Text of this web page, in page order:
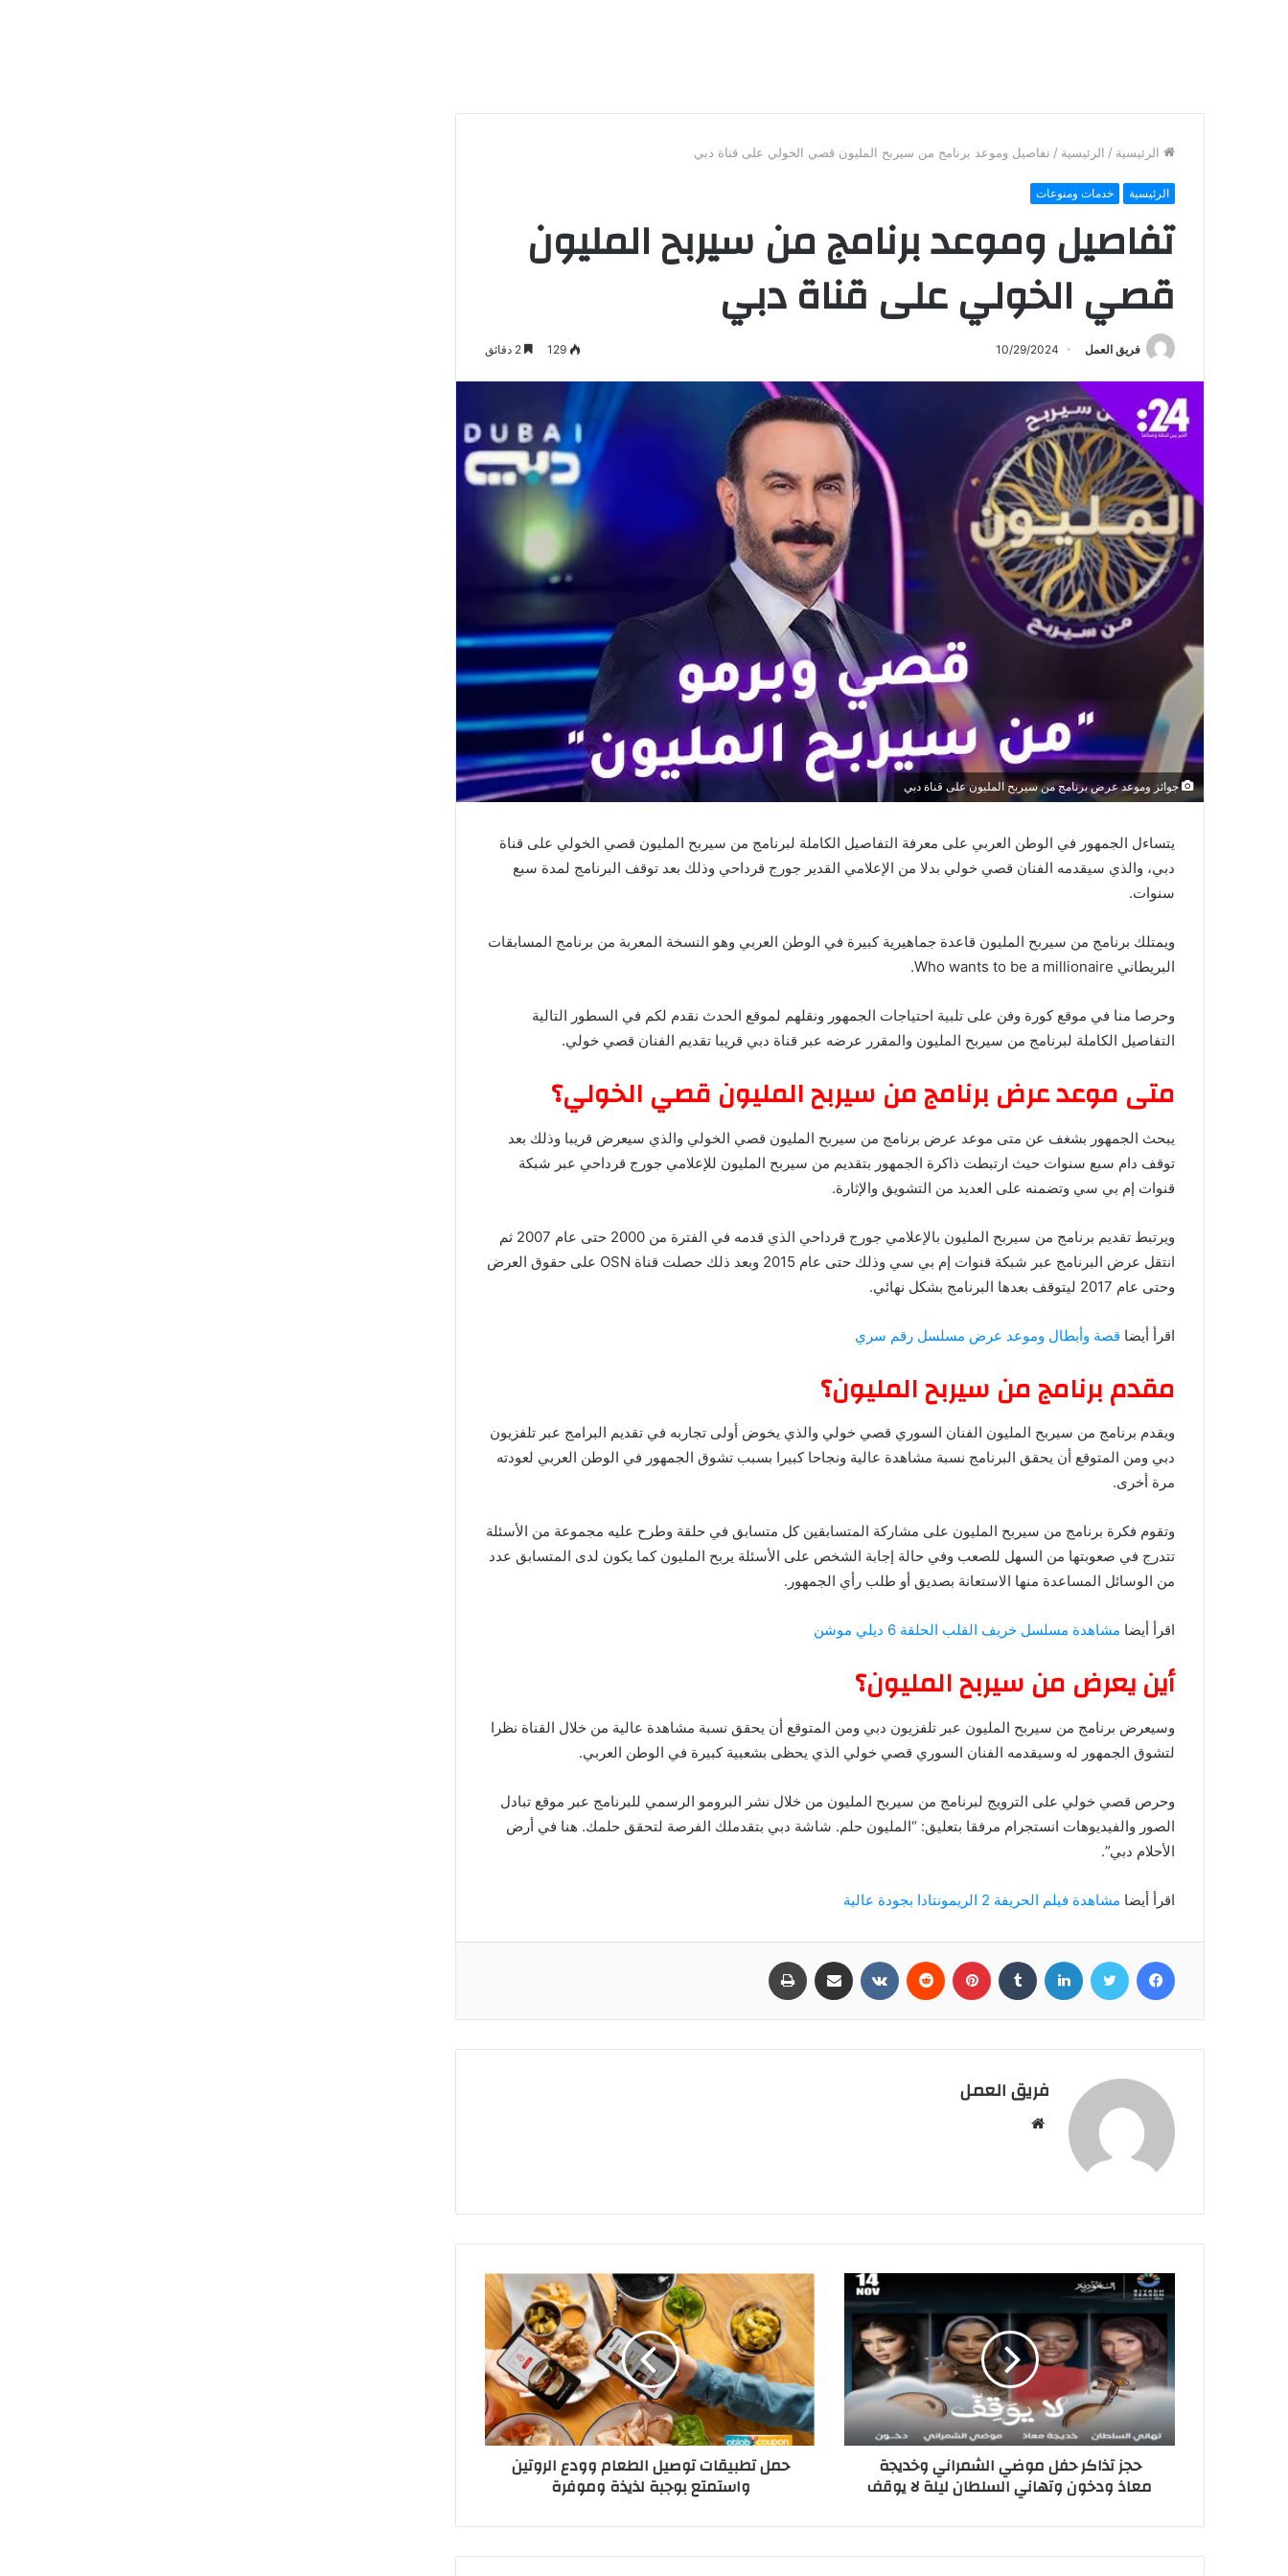
الرئيسية / الرئيسية / تفاصيل وموعد برنامج من سيربح المليون قصي الخولي على قناة دبي
الرئيسية خدمات ومنوعات
تفاصيل وموعد برنامج من سيربح المليون
قصي الخولي على قناة دبي
فريق العمل 10/29/2024
129
جوائز وموعد عرض برنامج من سيربح المليون على قناة دبي
يتساءل الجمهور في الوطن العربي على معرفة التفاصيل الكاملة لبرنامج من سيربح المليون قصي الخولي على قناة
دبي، والذي سيقدمه الفنان قصي خولي بدلا من الإعلامي القدير جورج قرداحي وذلك بعد توقف البرنامج لمدة سبع
سنوات.
ويمتلك برنامج من سيربح المليون قاعدة جماهيرية كبيرة في الوطن العربي وهو النسخة المعربة من برنامج المسابقات
البريطاني Who wants to be a millionaire.
وحرصا منا في موقع كورة وفن على تلبية احتياجات الجمهور ونقلهم لموقع الحدث نقدم لكم في السطور التالية
التفاصيل الكاملة لبرنامج من سيربح المليون والمقرر عرضه عبر قناة دبي قريبا تقديم الفنان قصي خولي.
متى موعد عرض برنامج من سيربح المليون قصي الخولي؟
يبحث الجمهور بشغف عن متى موعد عرض برنامج من سيربح المليون قصي الخولي والذي سيعرض قريبا وذلك بعد
توقف دام سبع سنوات حيث ارتبطت ذاكرة الجمهور بتقديم من سيربح المليون للإعلامي جورج قرداحي عبر شبكة
قنوات إم بي سي وتضمنه على العديد من التشويق والإثارة.
ويرتبط تقديم برنامج من سيربح المليون بالإعلامي جورج قرداحي الذي قدمه في الفترة من 2000 حتى عام 2007 ثم
انتقل عرض البرنامج عبر شبكة قنوات إم بي سي وذلك حتى عام 2015 وبعد ذلك حصلت قناة OSN على حقوق العرض
وحتى عام 2017 ليتوقف بعدها البرنامج بشكل نهائي.
اقرأ أيضا قصة وأبطال وموعد عرض مسلسل رقم سري
مقدم برنامج من سيربح المليون؟
ويقدم برنامج من سيربح المليون الفنان السوري قصي خولي والذي يخوض أولى تجاربه في تقديم البرامج عبر تلفزيون
دبي ومن المتوقع أن يحقق البرنامج نسبة مشاهدة عالية ونجاحا كبيرا بسبب تشوق الجمهور في الوطن العربي لعودته
مرة أخرى.
وتقوم فكرة برنامج من سيربح المليون على مشاركة المتسابقين كل متسابق في حلقة وطرح عليه مجموعة من الأسئلة
تتدرج في صعوبتها من السهل للصعب وفي حالة إجابة الشخص على الأسئلة يربح المليون كما يكون لدى المتسابق عدد
من الوسائل المساعدة منها الاستعانة بصديق أو طلب رأي الجمهور.
اقرأ أيضا مشاهدة مسلسل خريف القلب الحلقة 6 ديلي موشن
أين يعرض من سيربح المليون؟
وسيعرض برنامج من سيربح المليون عبر تلفزيون دبي ومن المتوقع أن يحقق نسبة مشاهدة عالية من خلال القناة نظرا
لتشوق الجمهور له وسيقدمه الفنان السوري قصي خولي الذي يحظى بشعبية كبيرة في الوطن العربي.
وحرص قصي خولي على الترويج لبرنامج من سيربح المليون من خلال نشر البرومو الرسمي للبرنامج عبر موقع تبادل
الصور والفيديوهات انستجرام مرفقا بتعليق: “المليون حلم. شاشة دبي بتقدملك الفرصة لتحقق حلمك. هنا في أرض
الأحلام دبي”.
اقرأ أيضا مشاهدة فيلم الحريفة 2 الريمونتادا بجودة عالية
فيسبوك تويتر لينكدإن بينتيريست مشاركة عبر البريد
فريق العمل
حجز تذاكر حفل موضي الشمراني وخديجة
معاذ ودخون وتهاني السلطان ليلة لا يوقف
حمل تطبيقات توصيل الطعام وودع الروتين
واستمتع بوجبة لذيذة وموفرة